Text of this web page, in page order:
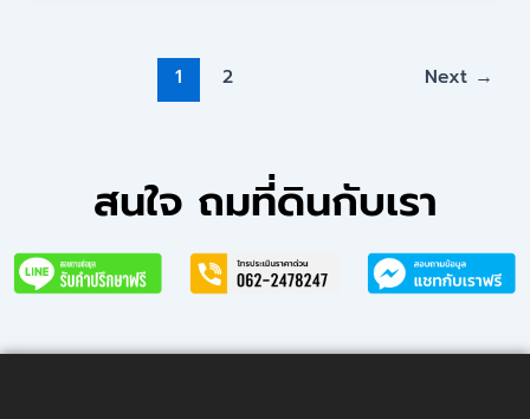
1 2 Next →
สนใจ ถมที่ดินกับเรา